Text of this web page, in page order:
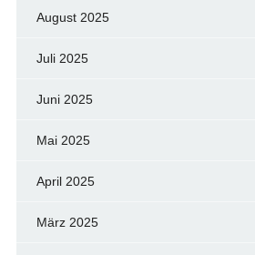
August 2025
Juli 2025
Juni 2025
Mai 2025
April 2025
März 2025